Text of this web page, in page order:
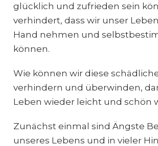
glücklich und zufrieden sein
verhindert, dass wir unser
Hand nehmen und
können.
Wie können wir diese
verhindern und überwinden,
Leben wieder leicht und schön
Zunächst einmal sind Ängste
unseres Lebens und in vieler